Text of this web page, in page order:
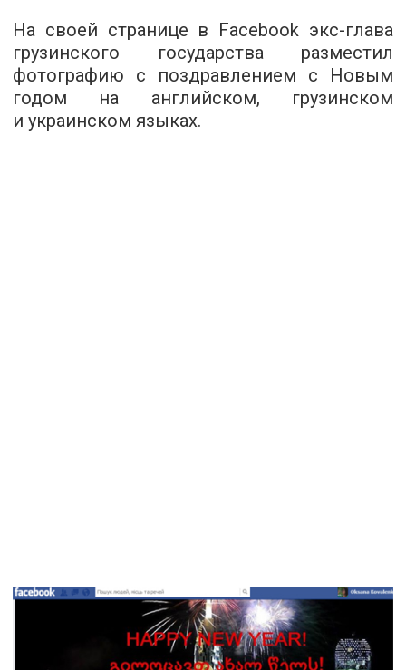
На своей странице в Facebook экс-глава
грузинского государства разместил
фотографию с поздравлением с Новым
годом на английском, грузинском
и украинском языках.